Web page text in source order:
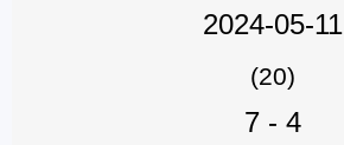
2024-05-11
(20)
7 - 4